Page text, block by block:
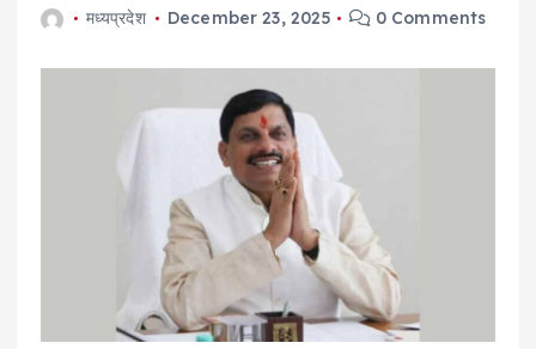
मध्यप्रदेश December 23, 2025 0 Comments